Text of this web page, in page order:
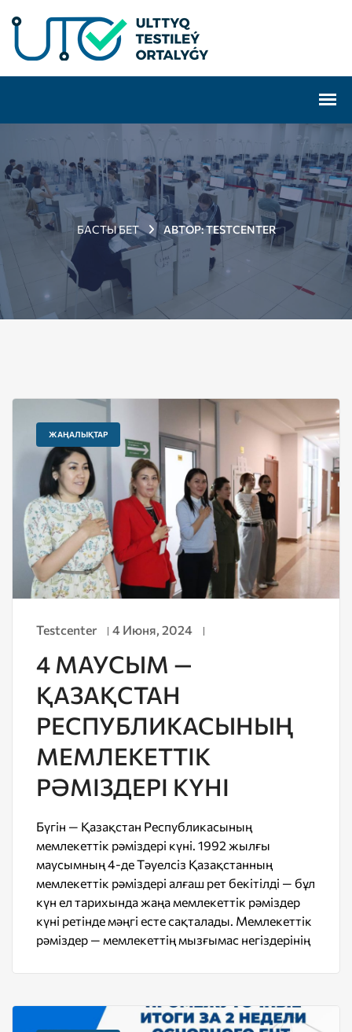
БАСТЫ БЕТ АВТОР:TESTCENTER
ЖАҢАЛЫҚТАР
Testcenter 4 Июня, 2024
4 МАУСЫМ —
ҚАЗАҚСТАН
РЕСПУБЛИКАСЫНЫҢ
МЕМЛЕКЕТТІК
РӘМІЗДЕРІ КҮНІ
Бүгін — Қазақстан Республикасының
мемлекеттік рәміздері күні. 1992 жылғы
маусымның 4-де Тәуелсіз Қазақстанның
мемлекеттік рәміздері алғаш рет бекітілді — бұл
күн ел тарихында жаңа мемлекеттік рәміздер
күні ретінде мәңгі есте сақталады. Мемлекеттік
рәміздер — мемлекеттің мызғымас негіздерінің